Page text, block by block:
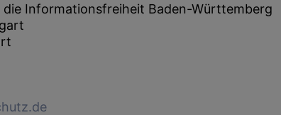
Informationsfreiheit Baden-Württemberg